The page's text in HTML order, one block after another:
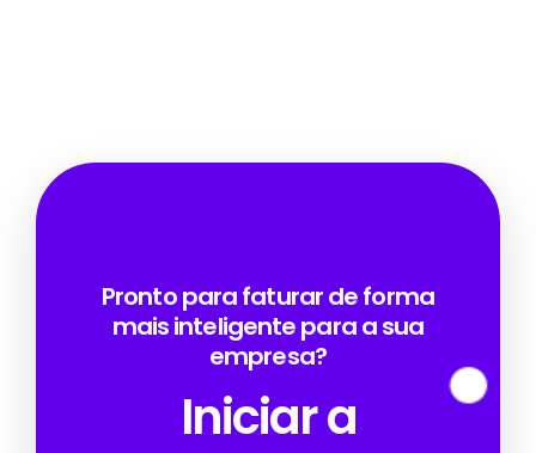
Pronto para faturar de forma
mais inteligente para a sua
empresa?
Iniciar a